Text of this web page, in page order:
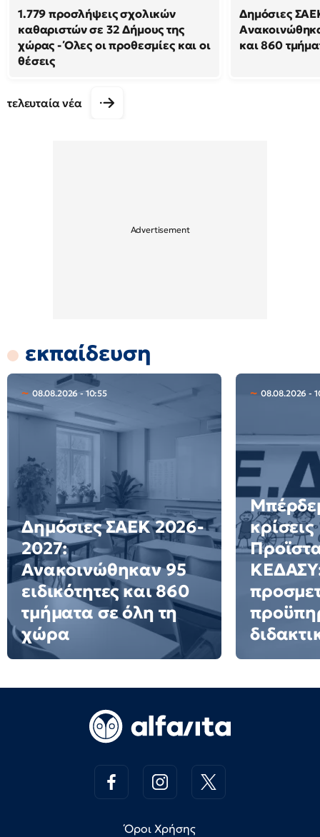
1.779 προσλήψεις σχολικών
καθαριστών σε 32 Δήμους της
χώρας - Όλες οι προθεσμίες και οι
θέσεις
Δημόσιες
και 860
τελευταία νέα
εκπαίδευση
08.08.2026 - 10:55
Δημόσιες ΣΑΕΚ 2026-
2027:
Ανακοινώθηκαν 95
ειδικότητες και 860
τμήματα σε όλη τη
χώρα
08.08.2026 -
κρίσεις
ΚΕΔΑΣΥ:
Όροι Χρήσης